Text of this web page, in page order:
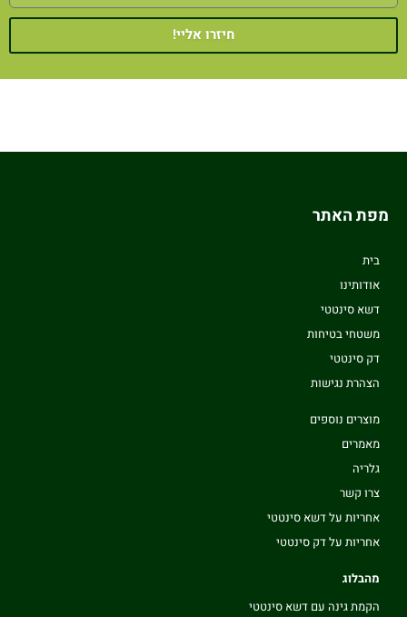
חיזרו אליי!
מפת האתר
בית
אודותינו
דשא סינטטי
משטחי בטיחות
דק סינטטי
הצהרת נגישות
מוצרים נוספים
מאמרים
גלריה
צרו קשר
אחריות על דשא סינטטי
אחריות על דק סינטטי
מהבלוג
הקמת גינה עם דשא סינטטי